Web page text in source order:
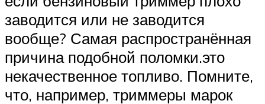
заводится или не заводится
вообще? Самая распространённая
причина подобной поломки.это
некачественное топливо. Помните,
что, например, триммеры марок